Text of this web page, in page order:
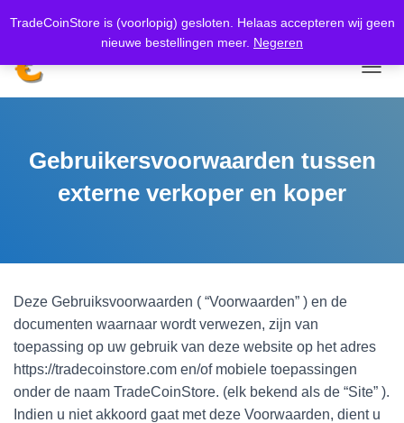
TradeCoinStore is (voorlopig) gesloten. Helaas accepteren wij geen
nieuwe bestellingen meer. Negeren
Koop nu, betaal later metKlarna. Meer weten
Gebruikersvoorwaarden tussen
externe verkoper en koper
Deze Gebruiksvoorwaarden ( “Voorwaarden” ) en de
documenten waarnaar wordt verwezen, zijn van
toepassing op uw gebruik van deze website op het adres
https://tradecoinstore.com en/of mobiele toepassingen
onder de naam TradeCoinStore. (elk bekend als de “Site” ).
Indien u niet akkoord gaat met deze Voorwaarden, dient u